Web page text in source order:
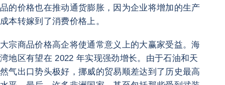
品的价格也在推动通货膨胀，因为企业将增加的生产
成本转嫁到了消费价格上。
大宗商品价格高企将使通常意义上的大赢家受益。海
湾地区有望在 2022 年实现强劲增长。由于石油和天
然气出口势头极好，挪威的贸易顺差达到了历史最高